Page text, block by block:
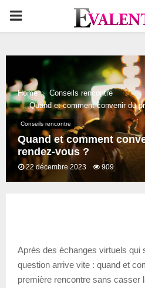
PRIMARY
Home
Conseils rencontre
Quand et comment convenir du
Conseils rencontre
Quand et comment
rendez-vous ?
22 décembre 2023 909
Après des échanges virtuels qui
question arrive vite : quand et
première rencontre sans casser